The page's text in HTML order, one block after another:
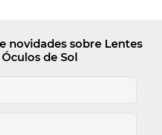
novidades sobre Lentes
de Sol